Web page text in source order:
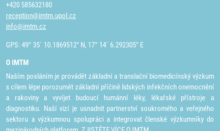
+420 585632180
reception@imtm.upol.cz
info@imtm.cz
GPS: 49° 35´ 10.1869512" N, 17° 14´ 6.292305" E
O IMTM
Naším posláním je provádět základní a translační biomedicínský výzkum
s cílem lépe porozumět základní příčině lidských infekčních onemocnění
a rakoviny a vyvíjet budoucí humánní léky, lékařské přístroje a
diagnostiku. Naší vizí je usnadnit partnerství soukromého a veřejného
sektoru a výzkumnou spolupráci a integrovat členské výzkumníky do